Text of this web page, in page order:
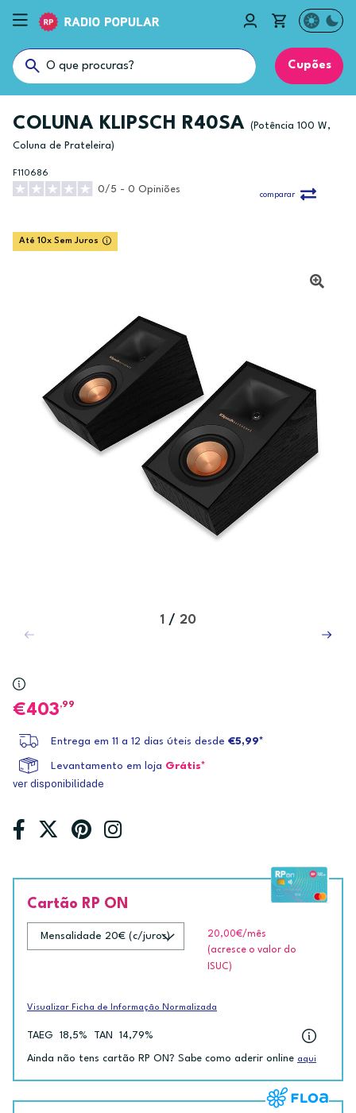
Cupões
COLUNA KLIPSCH R40SA (Potência 100 W,
Coluna de Prateleira)
F110686
0/5 - 0 Opiniões
comparar
Até 10x Sem Juros
1 / 20
403,99
Entrega em 11 a 12 dias úteis desde €5,99*
Levantamento em loja Grátis*
ver disponibilidade
Cartão RP ON
20,00€/mês
(acresce o valor do
ISUC)
Visualizar Ficha de Informação Normalizada
TAEG 18,5% TAN 14,79%
Ainda não tens cartão RP ON? Sabe como aderir online aqui